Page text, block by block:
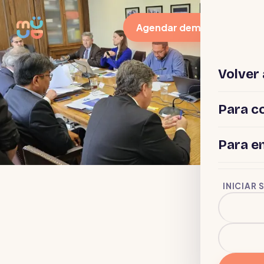
Agendar demo
Volver
Para
Para
INICIAR